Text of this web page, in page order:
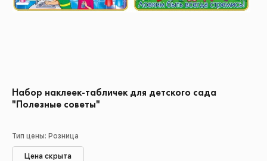
Набор наклеек-табличек для детского сада
"Полезные советы"
Тип цены: Розница
Цена скрыта